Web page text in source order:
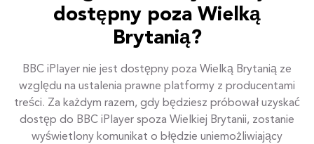
dostępny poza Wielką
Brytanią?
BBC iPlayer nie jest dostępny poza Wielką Brytanią ze
względu na ustalenia prawne platformy z producentami
treści. Za każdym razem, gdy będziesz próbował uzyskać
dostęp do BBC iPlayer spoza Wielkiej Brytanii, zostanie
wyświetlony komunikat o błędzie uniemożliwiający